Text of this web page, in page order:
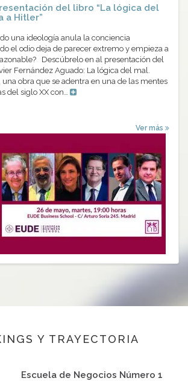
del libro “La lógica del
a Hitler”
una ideología anula la conciencia
el odio deja de parecer extremo y empieza a
Descúbrelo en al presentación del
Fernández Aguado: La lógica del mal.
una obra que se adentra en una de las mentes
del siglo XX con…
Ver más
Y TRAYECTORIA
Escuela de Negocios Número 1